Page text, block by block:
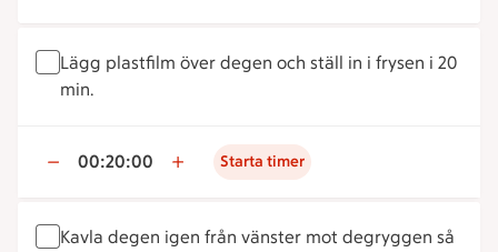
Lägg plastfilm över degen och ställ in i frysen i 20
min.
00:20:00 Starta timer
Kavla degen igen från vänster mot degryggen så